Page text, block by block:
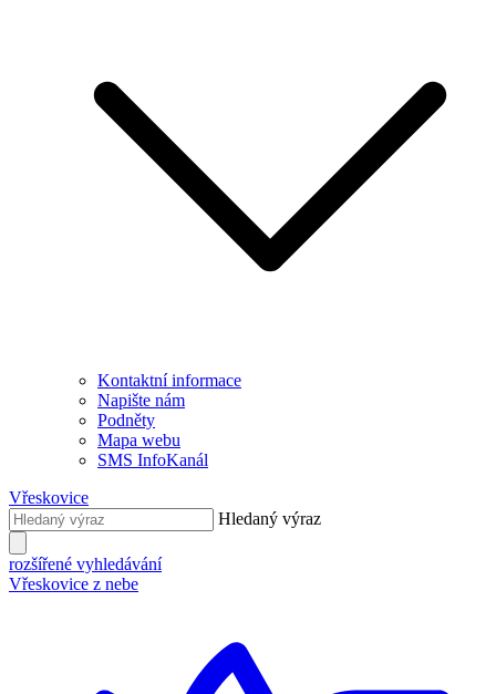
Kontaktní informace
Napište nám
Podněty
Mapa webu
SMS InfoKanál
Vřeskovice
Hledaný výraz
rozšířené vyhledávání
Vřeskovice z nebe